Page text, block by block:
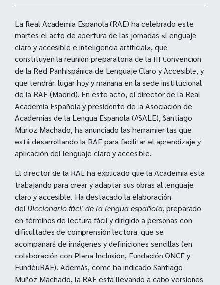
La Real Academia Española (RAE) ha celebrado este
martes el acto de apertura de las jornadas «Lenguaje
claro y accesible e inteligencia artificial», que
constituyen la reunión preparatoria de la III Convención
de la Red Panhispánica de Lenguaje Claro y Accesible, y
que tendrán lugar hoy y mañana en la sede institucional
de la RAE (Madrid). En este acto, el director de la Real
Academia Española y presidente de la Asociación de
Academias de la Lengua Española (ASALE), Santiago
Muñoz Machado, ha anunciado las herramientas que
está desarrollando la RAE para facilitar el aprendizaje y
aplicación del lenguaje claro y accesible.
El director de la RAE ha explicado que la Academia está
trabajando para crear y adaptar sus obras al lenguaje
claro y accesible. Ha destacado la elaboración
delDiccionario fácil de la lengua española, preparado
en términos de lectura fácil y dirigido a personas con
dificultades de comprensión lectora, que se
acompañará de imágenes y definiciones sencillas (en
colaboración con Plena Inclusión, Fundación ONCE y
FundéuRAE). Además, como ha indicado Santiago
Muñoz Machado, la RAE está llevando a cabo versiones